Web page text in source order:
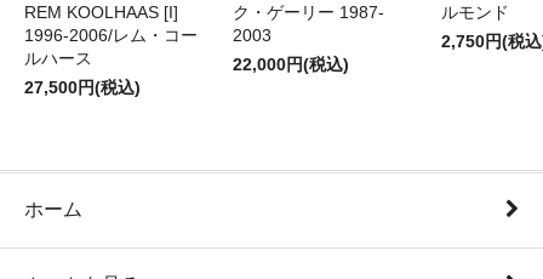
REM KOOLHAAS [I]
1996-2006/レム・コー
ルハース
27,500円(税込)
ク・ゲーリー 1987-
2003
22,000円(税込)
ルモンド
2,750円(税
ホーム